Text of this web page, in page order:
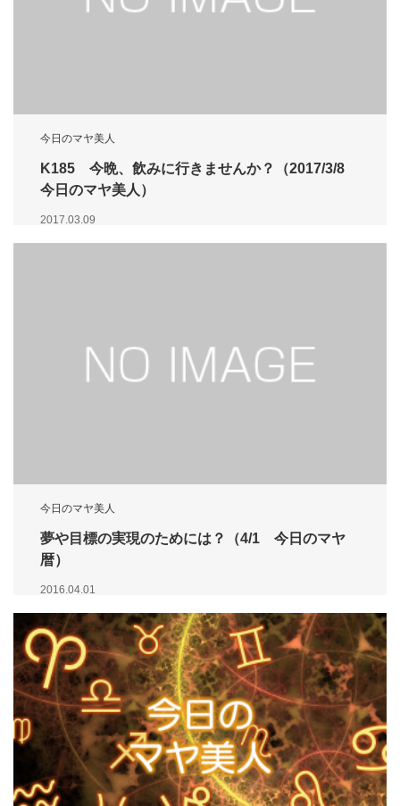
今日のマヤ美人
K185 今晩、飲みに行きませんか？（2017/3/8
今日のマヤ美人）
2017.03.09
今日のマヤ美人
夢や目標の実現のためには？（4/1 今日のマヤ
暦）
2016.04.01